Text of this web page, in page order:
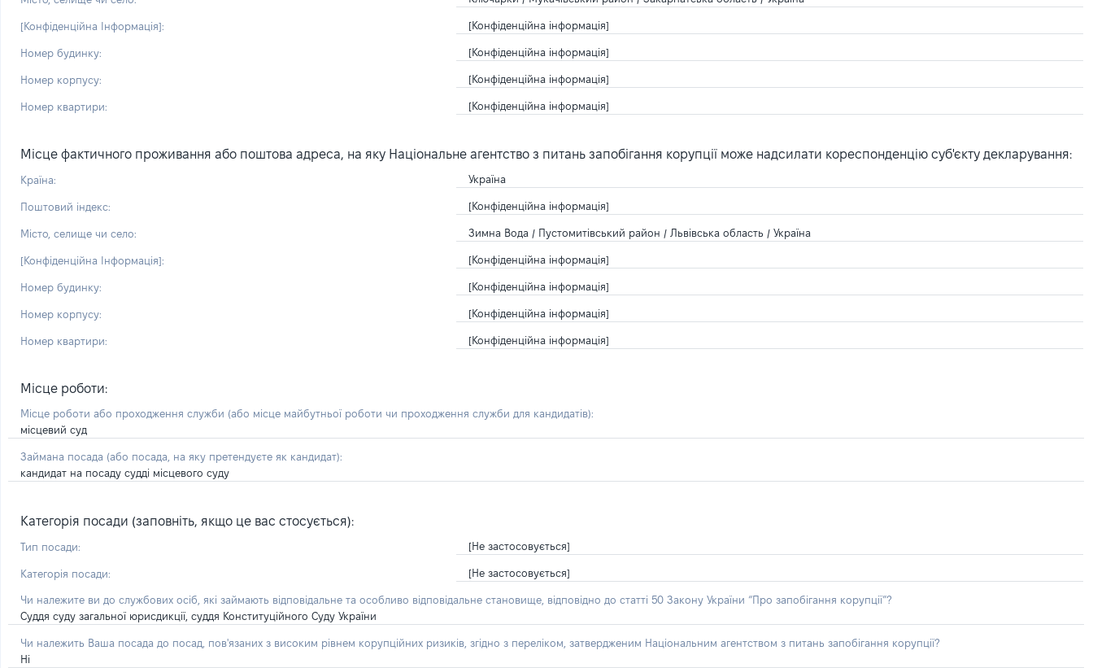
[Конфіденційна Інформація]: [Конфіденційна інформація]
Номер будинку: [Конфіденційна інформація]
Номер корпусу: [Конфіденційна інформація]
Номер квартири: [Конфіденційна інформація]
Місце фактичного проживання або поштова адреса, на яку Національне агентство з питань запобігання корупції може надсилати кореспонденцію суб'єкту декларування:
Країна: Україна
Поштовий індекс: [Конфіденційна інформація]
Місто, селище чи село: Зимна Вода / Пустомитівський район / Львівська область / Україна
[Конфіденційна Інформація]: [Конфіденційна інформація]
Номер будинку: [Конфіденційна інформація]
Номер корпусу: [Конфіденційна інформація]
Номер квартири: [Конфіденційна інформація]
Місце роботи:
Місце роботи або проходження служби (або місце майбутньої роботи чи проходження служби для кандидатів):
місцевий суд
Займана посада (або посада, на яку претендуєте як кандидат):
кандидат на посаду судді місцевого суду
Категорія посади (заповніть, якщо це вас стосується):
Тип посади: [Не застосовується]
Категорія посади: [Не застосовується]
Чи належите ви до службових осіб, які займають відповідальне та особливо відповідальне становище, відповідно до статті 50 Закону України “Про запобігання корупції”?
Суддя суду загальної юрисдикції, суддя Конституційного Суду України
Чи належить Ваша посада до посад, пов'язаних з високим рівнем корупційних ризиків, згідно з переліком, затвердженим Національним агентством з питань запобігання корупції?
Ні